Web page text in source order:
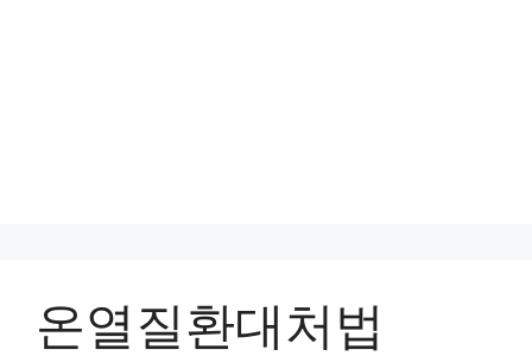
온열질환대처법